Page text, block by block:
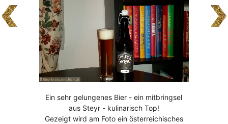
Ein sehr gelungenes Bier - ein mitbringsel
aus Steyr - kulinarisch Top!
Gezeigt wird am Foto ein österreichisches